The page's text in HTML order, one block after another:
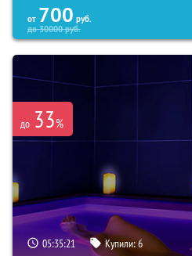
от 700 руб.
до30000руб.
до 33%
05:35:19 Купили:6